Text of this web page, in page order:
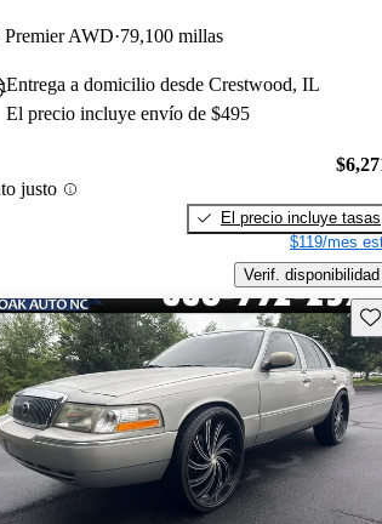
AWD 79,100 millas
Entrega a domicilio desde Crestwood, IL
El precio incluye envío de $495
justo
El precio incluye tasas
$119/mes
Verif. disponibilidad
Aviso